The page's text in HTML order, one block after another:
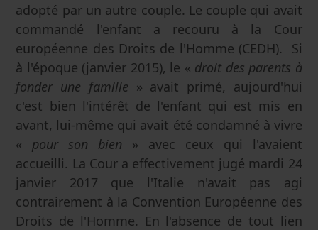
adopté par un autre couple. Le couple qui avait
commandé l'enfant a recouru à la Cour
européenne des Droits de l'Homme (CEDH). Si
à l'époque (janvier 2015), le « droit des parents à
fonder une famille » avait primé, aujourd'hui
c'est bien l'intérêt de l'enfant qui est mis en
avant, lui-même qui avait été condamné à vivre
« pour son bien » avec ceux qui l'avaient
accueilli. La Cour a effectivement jugé mardi 24
janvier 2017 que l'Italie n'avait pas agi
contrairement à la Convention Européenne des
Droits de l'Homme. En l'absence de tout lien